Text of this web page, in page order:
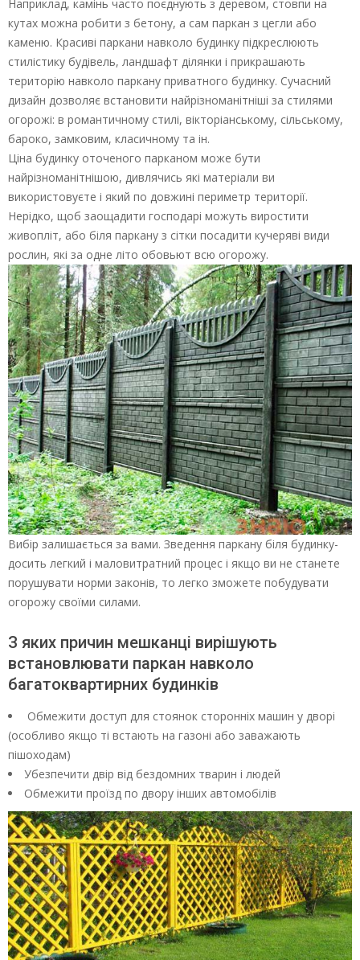
Наприклад, камінь часто поєднують з деревом, стовпи на
кутах можна робити з бетону, а сам паркан з цегли або
каменю. Красиві паркани навколо будинку підкреслюють
стилістику будівель, ландшафт ділянки і прикрашають
територію навколо паркану приватного будинку. Сучасний
дизайн дозволяє встановити найрізноманітніші за стилями
огорожі: в романтичному стилі, вікторіанському, сільському,
бароко, замковим, класичному та ін.
Ціна будинку оточеного парканом може бути
найрізноманітнішою, дивлячись які матеріали ви
використовуєте і який по довжині периметр території.
Нерідко, щоб заощадити господарі можуть виростити
живопліт, або біля паркану з сітки посадити кучеряві види
рослин, які за одне літо обовьют всю огорожу.
Вибір залишається за вами. Зведення паркану біля будинку-
досить легкий і маловитратний процес і якщо ви не станете
порушувати норми законів, то легко зможете побудувати
огорожу своїми силами.
З яких причин мешканці вирішують
встановлювати паркан навколо
багатоквартирних будинків
Обмежити доступ для стоянок сторонніх машин у дворі
(особливо якщо ті встають на газоні або заважають
пішоходам)
Убезпечити двір від бездомних тварин і людей
Обмежити проїзд по двору інших автомобілів